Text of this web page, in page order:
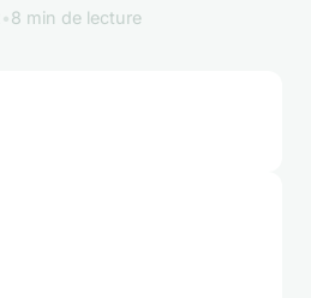
•8 min de lecture